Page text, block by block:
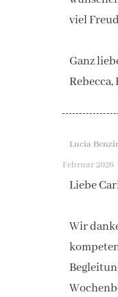
viel
Ganz
Rebecca,
Lucia
Februar 2026
Liebe
Wir